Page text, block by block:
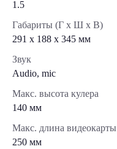
1.5
Габариты (Г x Ш x В)
291 x 188 x 345 мм
Звук
Audio, mic
Макс. высота кулера
140 мм
Макс. длина видеокарты
250 мм